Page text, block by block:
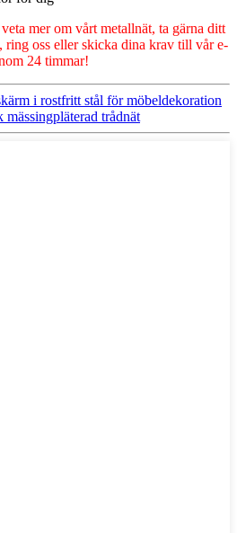
mer om vårt metallnät, ta gärna ditt
ring oss eller skicka dina krav till vår e-
24 timmar!
i rostfritt stål för möbeldekoration
trådnät